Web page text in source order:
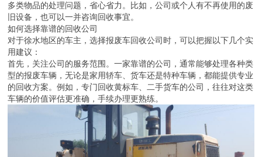
多类物品的处理问题，省心省力。比如，公司或个人有不再使用的废
旧设备，也可以一并咨询回收事宜。
如何选择靠谱的回收公司
对于徐水地区的车主，选择报废车回收公司时，可以把握以下几个实
用建议：
首先，关注公司的服务范围。一家靠谱的公司，通常能够处理各种类
型的报废车辆，无论是家用轿车、货车还是特种车辆，都能提供专业
的回收方案。例如，专门回收黄标车、二手货车的公司，往往对这类
车辆的价值评估更准确，手续办理更熟练。